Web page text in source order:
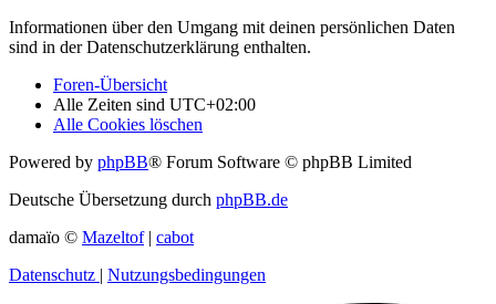
Informationen über den Umgang mit deinen persönlichen Daten
sind in der Datenschutzerklärung enthalten.
Foren-Übersicht
Alle Zeiten sind UTC+02:00
Alle Cookies löschen
Powered by phpBB® Forum Software © phpBB Limited
Deutsche Übersetzung durch phpBB.de
damaïo © Mazeltof| cabot
Datenschutz | Nutzungsbedingungen